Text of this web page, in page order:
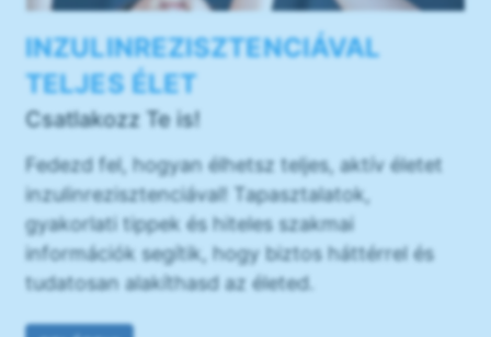
INZULINREZISZTENCIÁVAL
TELJES ÉLET
Csatlakozz Te is!
Fedezd fel, hogyan élhetsz teljes, aktív életet
inzulinrezisztenciával! Tapasztalatok,
gyakorlati tippek és hiteles szakmai
információk segítik, hogy biztos háttérrel és
tudatosan alakíthasd az életed.